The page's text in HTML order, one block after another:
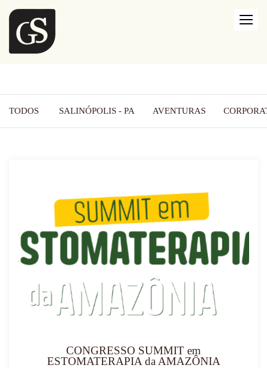
TODOS SALINÓPOLIS - PA AVENTURAS
CONGRESSO SUMMIT em
ESTOMATERAPIA da AMAZÔNIA